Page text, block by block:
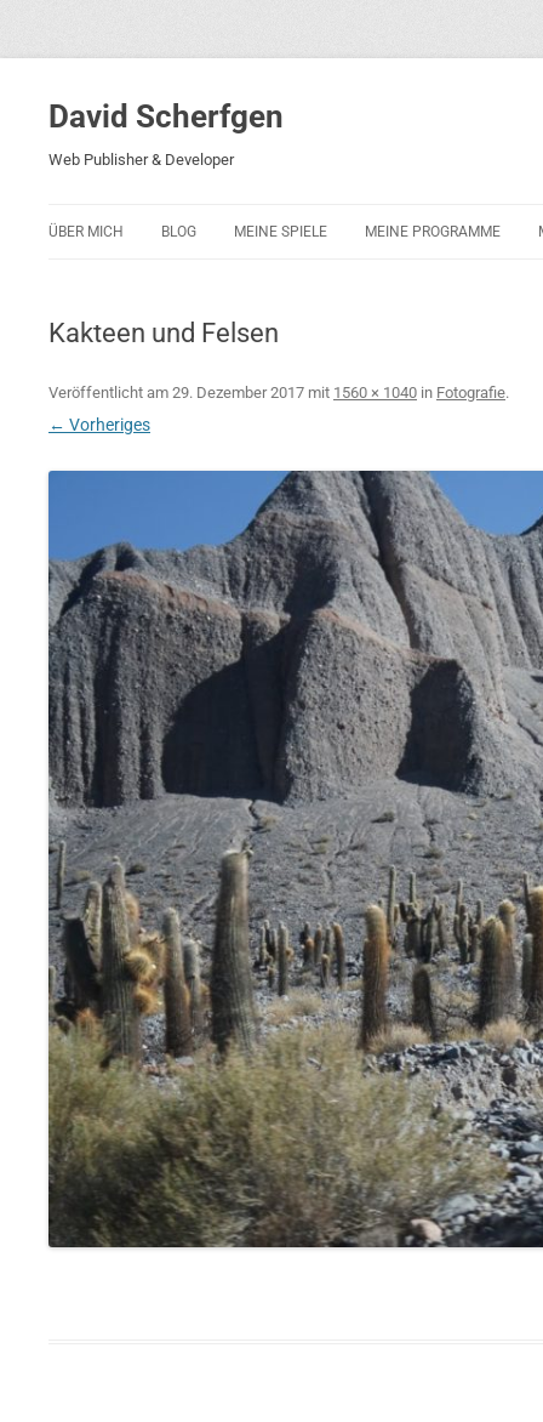
David Scherfgen
Web Publisher & Developer
ÜBER MICH BLOG MEINE SPIELE
BLOCKS 2001
ROCKET RAGE
ROLLMORAD — GUHASE 2010
MEINE PROGRAMME
Kakteen und Felsen
Veröffentlicht am 29. Dezember 2017 mit 1560 × 1040 in Fotografie.
← Vorheriges